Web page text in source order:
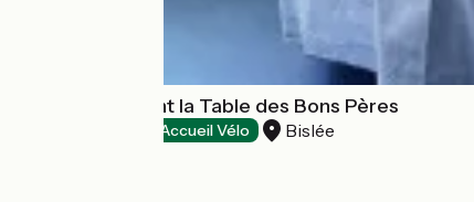
Hôtel-restaurant la Table des Bons Pères
Accueil Vélo Bislée